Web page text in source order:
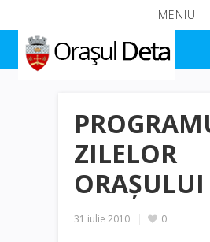
MENIU
ZILELOR
31 iulie 2010 0